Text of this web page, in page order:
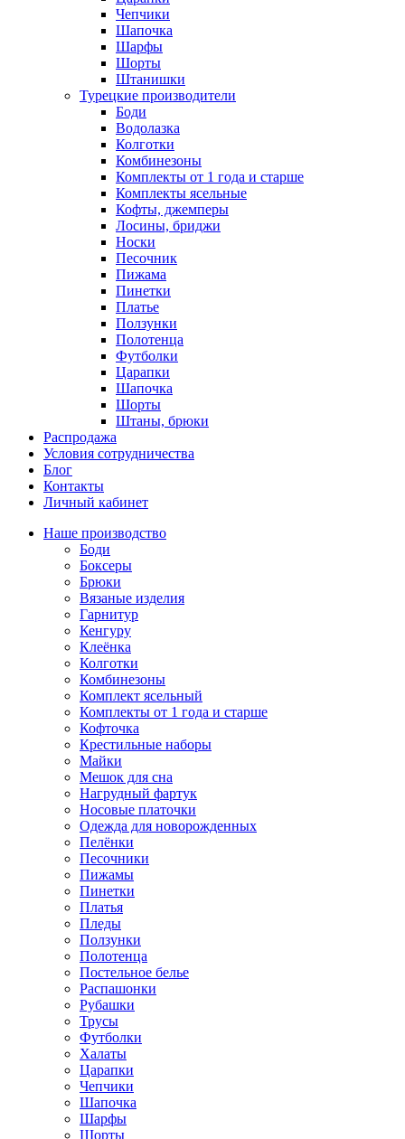
Чепчики
Шапочка
Шарфы
Шорты
Штанишки
Турецкие производители
Боди
Водолазка
Колготки
Комбинезоны
Комплекты от 1 года и старше
Комплекты ясельные
Кофты, джемперы
Лосины, бриджи
Носки
Песочник
Пижама
Пинетки
Платье
Ползунки
Полотенца
Футболки
Царапки
Шапочка
Шорты
Штаны, брюки
Распродажа
Условия сотрудничества
Блог
Контакты
Личный кабинет
Наше производство
Боди
Боксеры
Брюки
Вязаные изделия
Гарнитур
Кенгуру
Клеёнка
Колготки
Комбинезоны
Комплект ясельный
Комплекты от 1 года и старше
Кофточка
Крестильные наборы
Майки
Мешок для сна
Нагрудный фартук
Носовые платочки
Одежда для новорожденных
Пелёнки
Песочники
Пижамы
Пинетки
Платья
Пледы
Ползунки
Полотенца
Постельное белье
Распашонки
Рубашки
Трусы
Футболки
Халаты
Царапки
Чепчики
Шапочка
Шарфы
Шорты